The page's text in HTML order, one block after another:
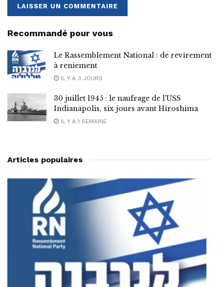
Recommandé pour vous
Le Rassemblement National : de revirement
à reniement
IL Y A 3 JOURS
30 juillet 1945 : le naufrage de l’USS
Indianapolis, six jours avant Hiroshima
IL Y A 1 SEMAINE
Articles populaires